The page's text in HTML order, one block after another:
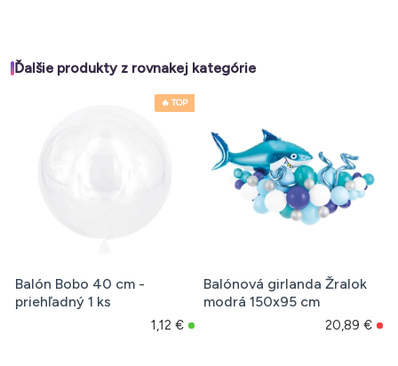
Ďalšie produkty z rovnakej kategórie
🔥 TOP
Balón Bobo 40 cm -
priehľadný 1 ks
1,12 €
Balónová girlanda Žralok
modrá 150x95 cm
20,89 €